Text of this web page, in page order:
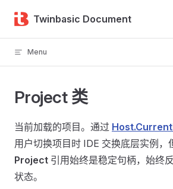
Skip to content
Twinbasic Document
Menu
Project 类
当前加载的项目。通过
用户切换项目时 IDE 交换底层实例，
Project 引用始终是稳定句柄，始终
状态。